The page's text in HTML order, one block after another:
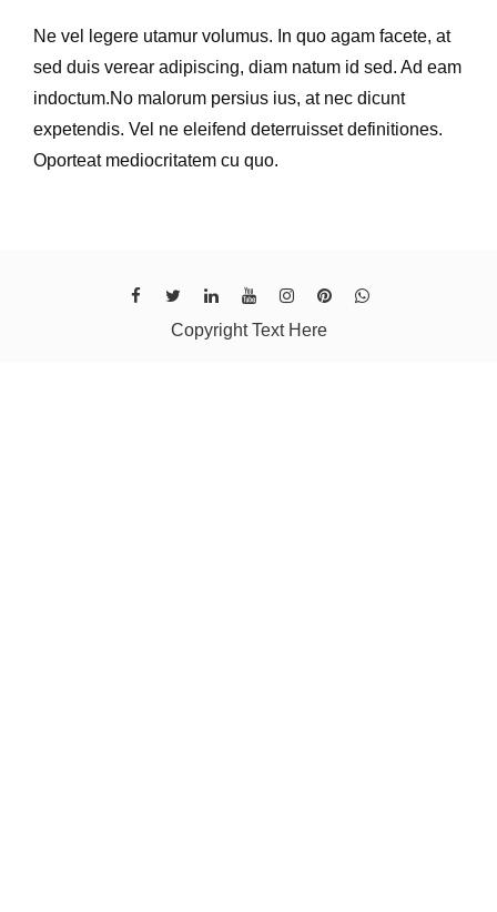
Ne vel legere utamur volumus. In quo agam facete, at
sed duis verear adipiscing, diam natum id sed. Ad eam
indoctum.No malorum persius ius, at nec dicunt
expetendis. Vel ne eleifend deterruisset definitiones.
Oporteat mediocritatem cu quo.
Copyright Text Here